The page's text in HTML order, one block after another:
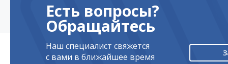
Есть вопросы?
Обращайтесь
Наш специалист свяжется
с вами в ближайшее время